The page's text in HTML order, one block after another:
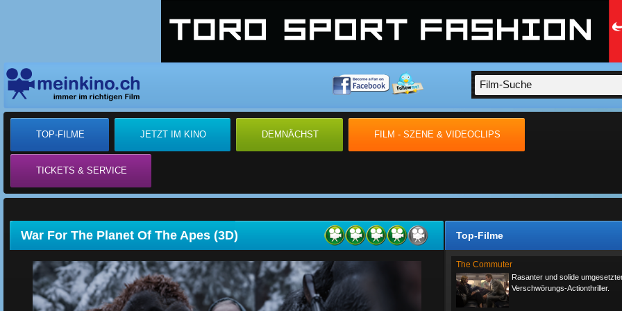
TOP-FILME JETZT IM KINO DEMNÄCHST FILM - SZENE & VIDEOCLIPS
TICKETS & SERVICE
Top-Filme
The Commuter
Rasanter und solide
Verschwörungs-Actionthriller.
War For The Planet Of The Apes (3D)